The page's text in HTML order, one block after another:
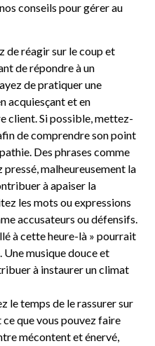
conseils pour gérer au
de réagir sur le coup et
de répondre à un
de pratiquer une
acquiesçant et en
client. Si possible, mettez-
de comprendre son point
Des phrases comme
pressé, malheureusement la
à apaiser la
les mots ou expressions
accusateurs ou défensifs.
à cette heure-là » pourrait
musique douce et
à instaurer un climat
le temps de le rassurer sur
que vous pouvez faire
mécontent et énervé,